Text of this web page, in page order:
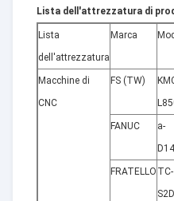
Lista dell'attrezzatura di
Lista
dell'attrezzatura
Marca
Macchine di
CNC
FS (TW)
FANUC
a-
FRATELLO TC-